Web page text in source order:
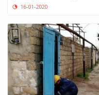
16-01-2020